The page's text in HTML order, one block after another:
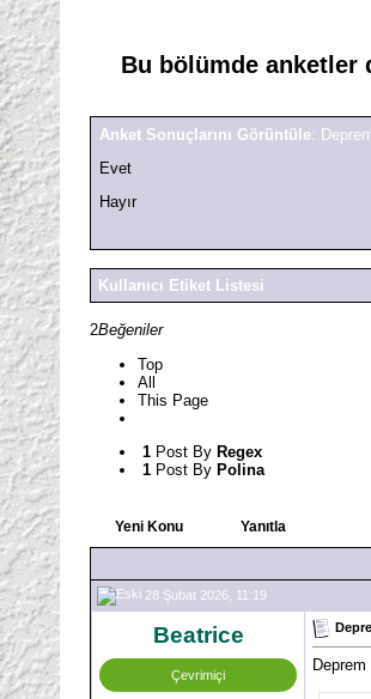
Bu bölümde anketler
Anket Sonuçlarını Görüntüle:
Evet
Hayır
Kullanıcı Etiket Listesi
2Beğeniler
Top
All
This Page
1 Post By Regex
1 Post By Polina
Yeni Konu Yanıtla
28 Şubat 2026, 11:19
Beatrice
Çevrimiçi
Deprem